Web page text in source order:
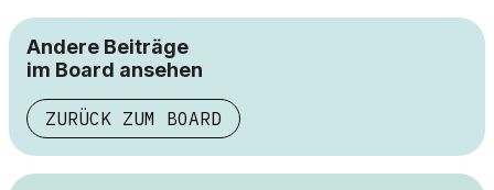
Andere Beiträge
im Board ansehen
ZURÜCK ZUM BOARD